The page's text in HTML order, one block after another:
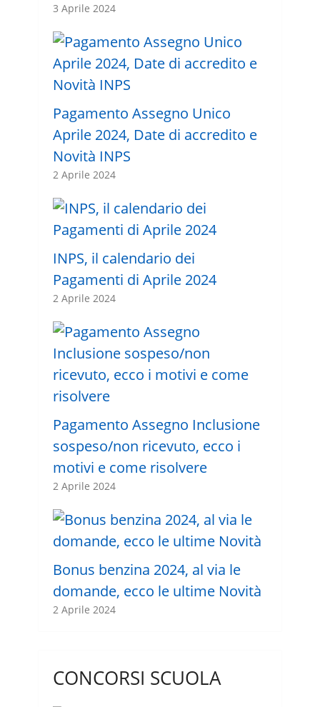
3 Aprile 2024
Pagamento Assegno Unico
Aprile 2024, Date di accredito e
Novità INPS
2 Aprile 2024
INPS, il calendario dei
Pagamenti di Aprile 2024
2 Aprile 2024
Pagamento Assegno Inclusione
sospeso/non ricevuto, ecco i
motivi e come risolvere
2 Aprile 2024
Bonus benzina 2024, al via le
domande, ecco le ultime Novità
2 Aprile 2024
CONCORSI SCUOLA